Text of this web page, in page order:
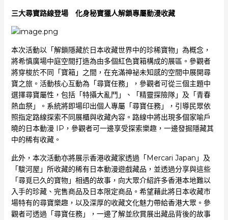
三大尋寶路線登場 化身秘寶獵人解鎖專屬動漫收藏
本次活動以「解鎖隱藏於日本收藏世界中的珍稀寶物」為概念，
將希慎廣場中庭空間打造為由多個紅色寶箱構成的展區。參觀者
將穿梭於不同「寶箱」之間，在充滿神祕未知感的空間中展開尋
寶之旅。活動核心互動為「尋寶任務」，參觀者可從三個主題中
選擇尋寶屬性，包括「特攝大亂鬥」、「精靈探險隊」及「青春
熱血祭」。系統將即場印出個人專屬「尋寶任務」，引導民眾依
照指定路線探索不同展櫃與收藏內容。路線中將出現多個家喻戶
曉的日本動漫 IP，參觀者可一邊享受探索樂趣，一邊發掘隱藏其
中的稀有收藏。
此外，本次活動亦將展示香港收藏家透過「Mercari Japan」及
「駿河屋」所收藏的稀有日本動漫遊戲藏品，並透過分享與這些
「尋覓已久的寶物」相遇的故事，向大眾介紹許多香港本地難以
入手的珍藏、完售商品及日本限定商品。希望藉此將日本收藏市
場特有的尋寶樂趣，以及深厚的收藏文化魅力帶給香港大眾。參
觀者可透過「尋寶任務」，一邊了解並欣賞展出藏品背後的故事